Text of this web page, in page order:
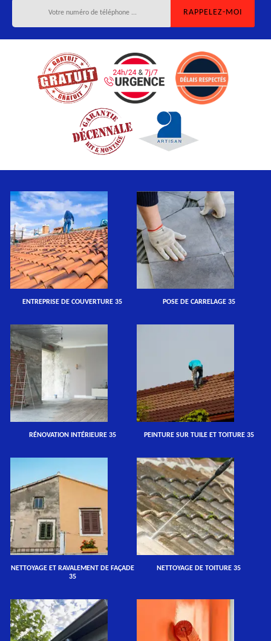
ENTREPRISE DE COUVERTURE 35 POSE DE CARRELAGE 35
RÉNOVATION INTÉRIEURE 35 PEINTURE SUR TUILE ET TOITURE 35
NETTOYAGE ET RAVALEMENT DE FAÇADE
35
NETTOYAGE DE TOITURE 35